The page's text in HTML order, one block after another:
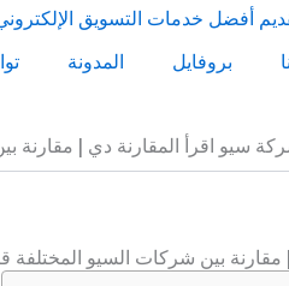
بروفايل المدونة
سيو اقرأ المقارنة دي | مقارنة
بين شركات السيو المختلفة